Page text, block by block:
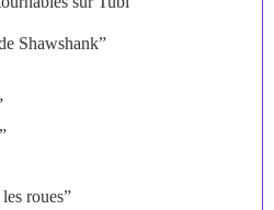
Shawshank”
roues”